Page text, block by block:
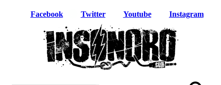
Facebook Twitter Youtube Instagram